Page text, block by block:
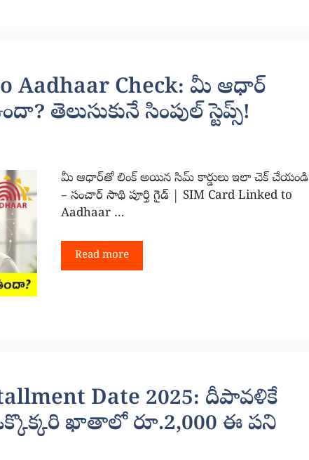
Aadhaar Check: మీ ఆధార్
తెలుసుకునే సింపుల్ స్టెప్స్!
మీ ఆధార్‌తో లింక్ అయిన సిమ్ కార్డులు ఇలా చెక్ చేయండి
– సంచార్ సాథి పూర్తి గైడ్ | SIM Card Linked to
Aadhaar …
Read more
Date 2025: దీపావళికే
ఒక్కొక్కరి ఖాతాలో రూ.2,000 ఈ పని